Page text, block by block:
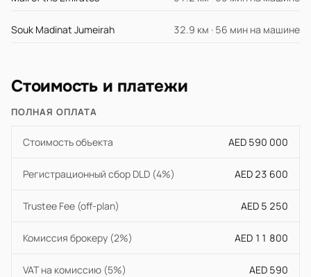
Souk Madinat Jumeirah 32.9 км · 56 мин на машине
Стоимость и платежи
ПОЛНАЯ ОПЛАТА
Стоимость объекта AED 590 000
Регистрационный сбор DLD (4%) AED 23 600
Trustee Fee (off-plan) AED 5 250
Комиссия брокеру (2%) AED 11 800
VAT на комиссию (5%) AED 590